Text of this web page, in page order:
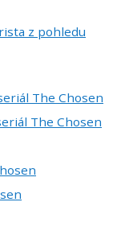
z pohledu
The Chosen
The Chosen